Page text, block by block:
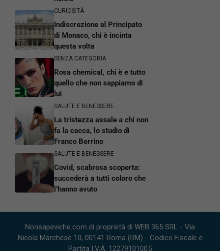
CURIOSITÀ
Indiscrezione al Principato
di Monaco, chi è incinta
questa volta
SENZA CATEGORIA
Rosa chemical, chi è e tutto
quello che non sappiamo di
lui
SALUTE E BENESSERE
La tristezza assale a chi non
fa la cacca, lo studio di
Franco Berrino
SALUTE E BENESSERE
Covid, scabrosa scoperta:
succederà a tutti coloro che
l’hanno avuto
Nonsapeviche.com di proprietà di WEB 365 SRL - Via
Nicola Marchese 10, 00141 Roma (RM) - Codice Fiscale e
Partita I.V.A. 12279101005